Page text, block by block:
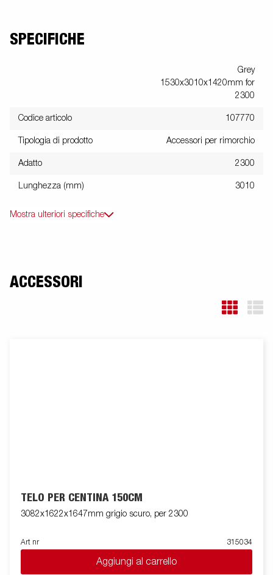
SPECIFICHE
Grey
1530x3010x1420mm for
2300
Codice articolo 107770
Tipologia di prodotto Accessori per rimorchio
Adatto 2300
Lunghezza (mm) 3010
Mostra ulteriori specifiche
ACCESSORI
TELO PER CENTINA 150CM
3082x1622x1647mm grigio scuro, per 2300
Art nr 315034
Aggiungi al carrello